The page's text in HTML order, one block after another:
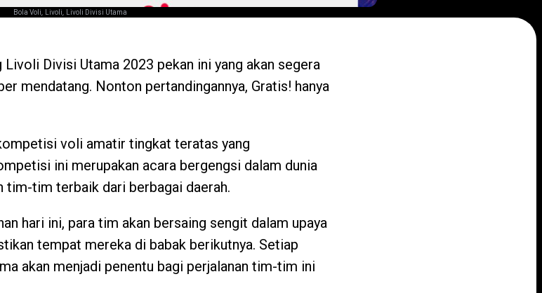
Bola Voli, Livoli, Livoli Divisi Utama
Divisi Utama 2023 pekan ini yang akan segera
mendatang. Nonton pertandingannya, Gratis! hanya
voli amatir tingkat teratas yang
ini merupakan acara bergengsi dalam dunia
tim-tim terbaik dari berbagai daerah.
hari ini, para tim akan bersaing sengit dalam upaya
tempat mereka di babak berikutnya. Setiap
akan menjadi penentu bagi perjalanan tim-tim ini